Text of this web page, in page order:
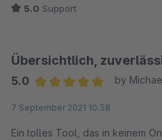
5.0 Support
Übersichtlich,
5.0
by
7 September 2021 10:38
Ein tolles Tool, das in keinem